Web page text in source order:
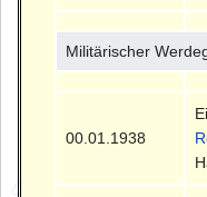
Militärischer
00.01.1938